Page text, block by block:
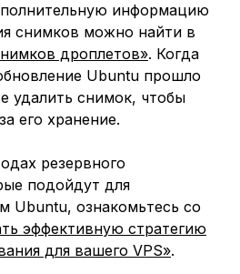
информацию
снимков можно найти в
дроплетов». Когда
Ubuntu прошло
удалить снимок, чтобы
его хранение.
резервного
подойдут для
Ubuntu, ознакомьтесь со
эффективную стратегию
для вашего VPS».